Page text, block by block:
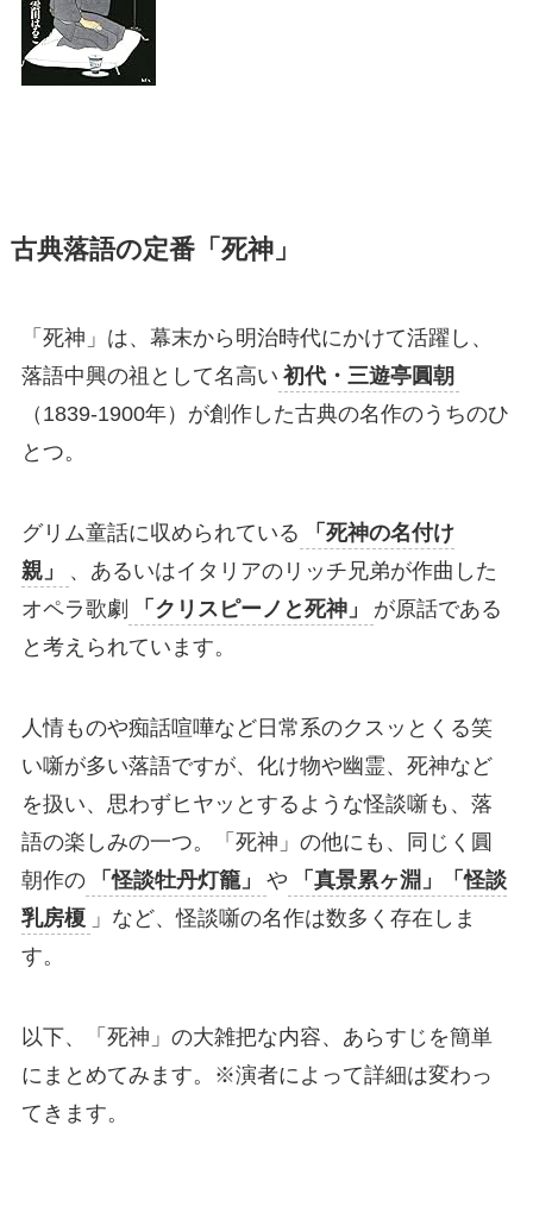
古典落語の定番「死神」
「死神」は、幕末から明治時代にかけて活躍し、
落語中興の祖として名高い 初代・三遊亭圓朝
（1839-1900年）が創作した古典の名作のうちのひ
とつ。
グリム童話に収められている
「死神の名付け
親」
、あるいはイタリアのリッチ兄弟が作曲した
オペラ歌劇
「クリスピーノと死神」
が原話である
と考えられています。
人情ものや痴話喧嘩など日常系のクスッとくる笑
い噺が多い落語ですが、化け物や幽霊、死神など
を扱い、思わずヒヤッとするような怪談噺も、落
語の楽しみの一つ。「死神」の他にも、同じく圓
朝作の
「怪談牡丹灯籠」 や
「真景累ヶ淵」「怪談
乳房榎 」など、怪談噺の名作は数多く存在しま
す。
以下、「死神」の大雑把な内容、あらすじを簡単
にまとめてみます。※演者によって詳細は変わっ
てきます。